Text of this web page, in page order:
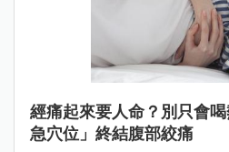
經痛起來要人命？別只會
急穴位」終結腹部絞痛